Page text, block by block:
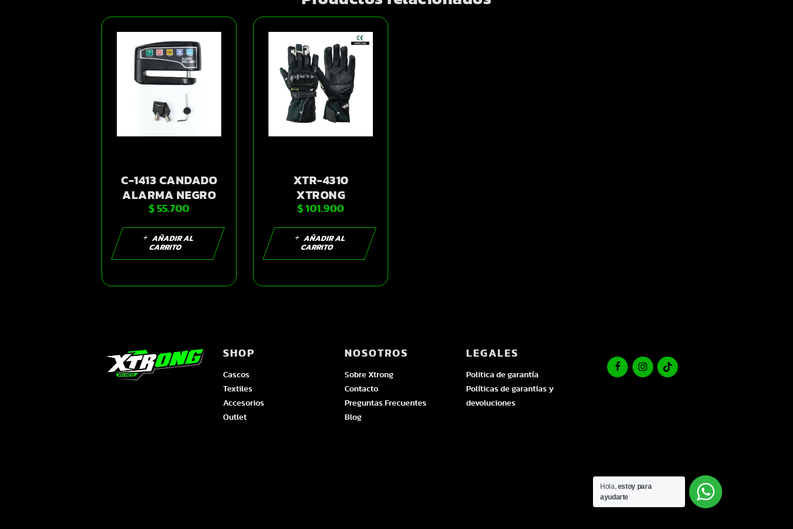
C-1413 CANDADO
ALARMA NEGRO
5,5MM | SKU16867
$ 55.700
AÑADIR AL
CARRITO
XTR-4310
XTRONG
GUANTES
HOMBRE VERDE-
MILITAR 2XL |
SKU14722
$ 101.900
AÑADIR AL
CARRITO
SHOP
Cascos
Textiles
Accesorios
Outlet
NOSOTROS
Sobre Xtrong
Contacto
Preguntas Frecuentes
Blog
LEGALES
Politica de garantía
Políticas de garantías y
devoluciones
Hola,estoy para
ayudarte